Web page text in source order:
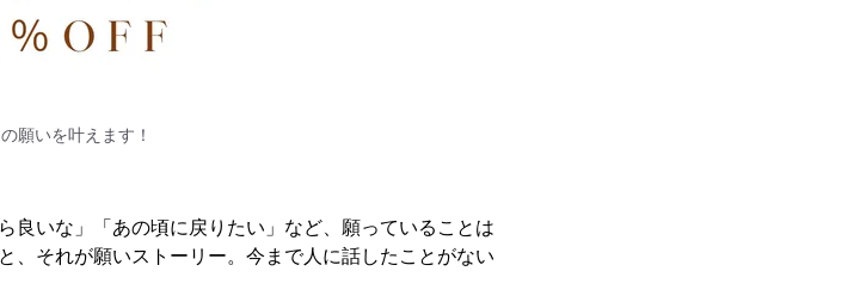
願いを叶えます！
良いな」「あの頃に戻りたい」など、願っていることは
、それが願いストーリー。今まで人に話したことがない